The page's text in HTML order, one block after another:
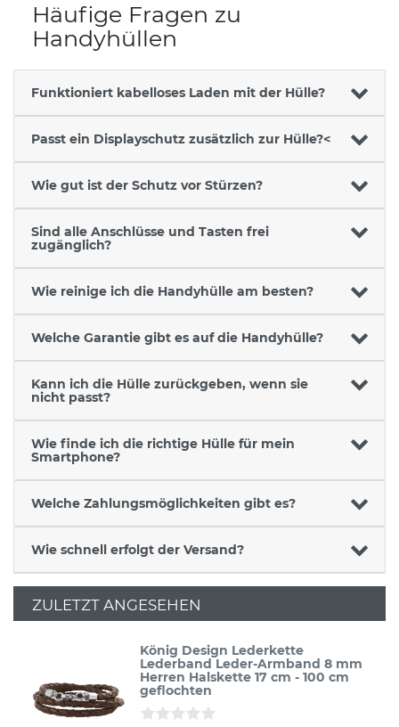
Häufige Fragen zu
Handyhüllen
Funktioniert kabelloses Laden mit der Hülle?
Passt ein Displayschutz zusätzlich zur Hülle?<
Wie gut ist der Schutz vor Stürzen?
Sind alle Anschlüsse und Tasten frei
zugänglich?
Wie reinige ich die Handyhülle am besten?
Welche Garantie gibt es auf die Handyhülle?
Kann ich die Hülle zurückgeben, wenn sie
nicht passt?
Wie finde ich die richtige Hülle für mein
Smartphone?
Welche Zahlungsmöglichkeiten gibt es?
Wie schnell erfolgt der Versand?
ZULETZT ANGESEHEN
König Design Lederkette
Lederband Leder-Armband 8 mm
Herren Halskette 17 cm - 100 cm
geflochten